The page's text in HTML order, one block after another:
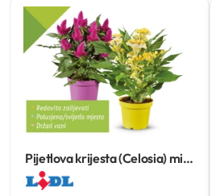
Pijetlova krijesta (Celosia) mix
1 kom